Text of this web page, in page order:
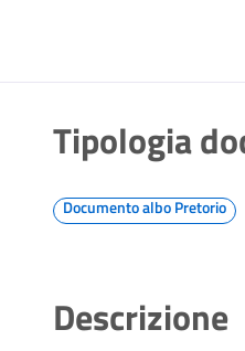
Tipologia
Documento albo Pretorio
Descrizione